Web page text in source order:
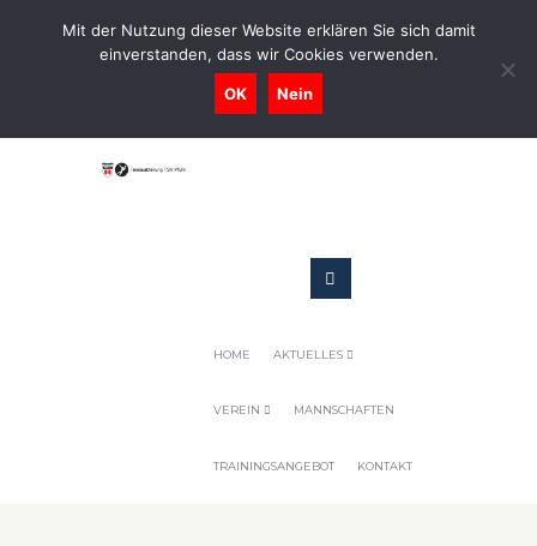
0731-9716400
Geschaeftsstelle@tennis-tsv-pfuhl.de
HOME AKTUELLES
VEREIN MANNSCHAFTEN
TRAININGSANGEBOT KONTAKT
Mit der Nutzung dieser Website erklären Sie sich damit
einverstanden, dass wir Cookies verwenden.
OK Nein